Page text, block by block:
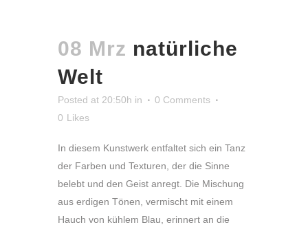
08 Mrz natürliche
Welt
Posted at 20:50h in
0 Comments
0 Likes
In diesem Kunstwerk entfaltet sich ein Tanz
der Farben und Texturen, der die Sinne
belebt und den Geist anregt. Die Mischung
aus erdigen Tönen, vermischt mit einem
Hauch von kühlem Blau, erinnert an die